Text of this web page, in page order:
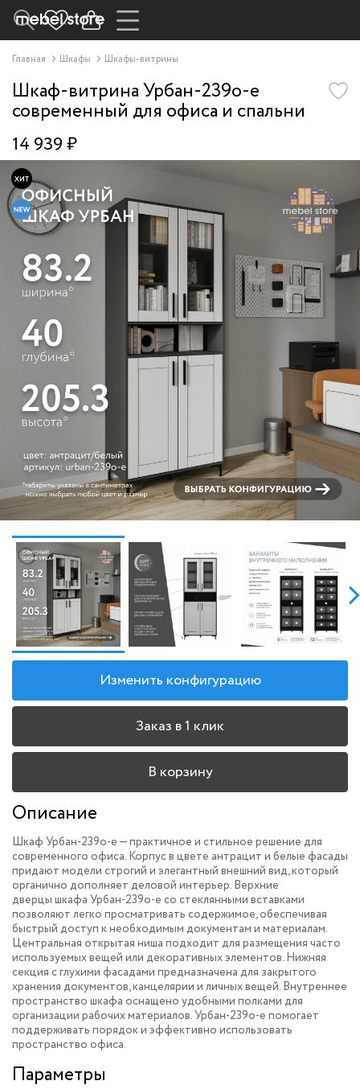
Главная Шкафы Шкафы-витрины
Шкаф-витрина Урбан-239o-e
современный для офиса и спальни
14 939 ₽
Изменить конфигурацию
Заказ в 1 клик
В корзину
Описание
Шкаф Урбан-239o-e — практичное и стильное решение для
современного офиса. Корпус в цвете антрацит и белые фасады
придают модели строгий и элегантный внешний вид, который
органично дополняет деловой интерьер. Верхние
дверцы шкафа Урбан-239o-e со стеклянными вставками
позволяют легко просматривать содержимое, обеспечивая
быстрый доступ к необходимым документам и материалам.
Центральная открытая ниша подходит для размещения часто
используемых вещей или декоративных элементов. Нижняя
секция с глухими фасадами предназначена для закрытого
хранения документов, канцелярии и личных вещей. Внутреннее
пространство шкафа оснащено удобными полками для
организации рабочих материалов. Урбан-239o-e помогает
поддерживать порядок и эффективно использовать
пространство офиса.
Параметры